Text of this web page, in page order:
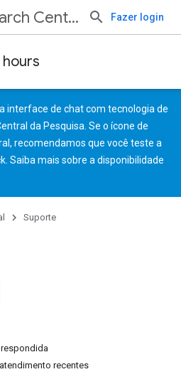
Central Fazer login
interface de chat com tecnologia de
da Pesquisa. Se o ícone de
recomendamos que você teste a
. Saiba mais sobre a disponibilidade
Suporte
recentes